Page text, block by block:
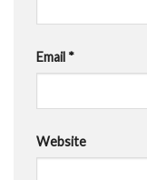
Email *
Website